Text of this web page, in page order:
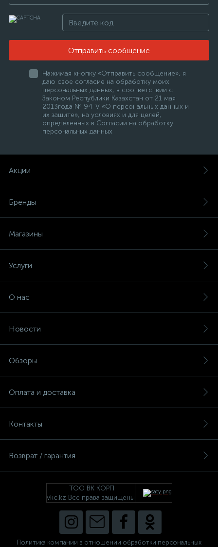
Отправить сообщение
Нажимая кнопку «Отправить сообщение», я
даю свое согласие на обработку моих
персональных данных, в соответствии с
Законом Республики Казахстан от 21 мая
2013года № 94-V «О персональных данных и
их защите», на условиях и для целей,
определенных в Согласии на обработку
персональных данных
Акции
Бренды
Магазины
Услуги
О нас
Новости
Обзоры
Оплата и доставка
Контакты
Возврат / гарантия
ТОО ВК КОРП
vkc.kz Все права защищены
Политика компании в отношении обработки персональных